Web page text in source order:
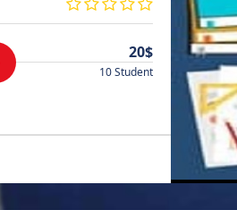
20$
10 Student